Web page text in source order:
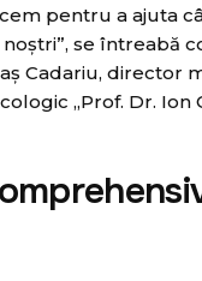
pentru a ajuta
se întreabă
Cadariu, director
„Prof. Dr. Ion